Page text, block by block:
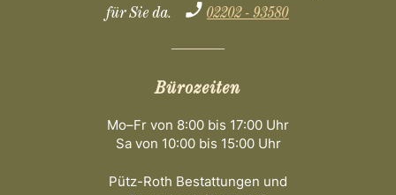
für Sie da.
02202 - 93580
Bürozeiten
Mo–Fr von 8:00 bis 17:00 Uhr
Sa von 10:00 bis 15:00 Uhr
Pütz-Roth Bestattungen und